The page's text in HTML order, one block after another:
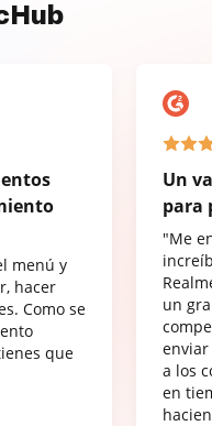
menú y
hacer
Como se
que
Un
para
"Me
un
a los
en